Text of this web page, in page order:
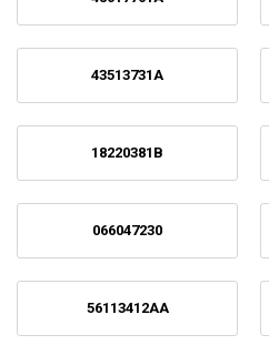
43513731A
18220381B
066047230
56113412AA